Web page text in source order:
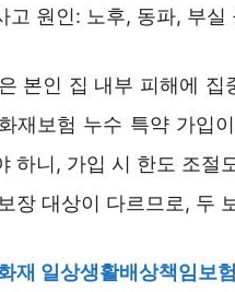
고 원인: 노후, 동파, 부실
본인 집 내부 피해에
재보험 누수 특약 가입
하니, 가입 시 한도 조절
장 대상이 다르므로, 두
재 일상생활배상책임보